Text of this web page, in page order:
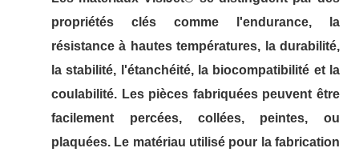
propriétés clés comme l'endurance, la
résistance à hautes températures, la durabilité,
la stabilité, l'étanchéité, la biocompatibilité et la
coulabilité. Les pièces fabriquées peuvent être
facilement percées, collées, peintes, ou
plaquées. Le matériau utilisé pour la fabrication